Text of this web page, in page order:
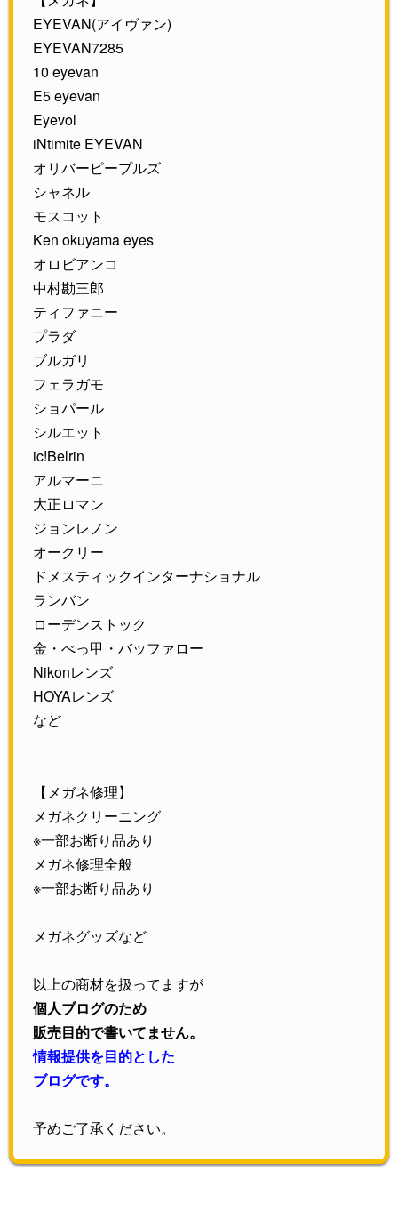
EYEVAN(アイヴァン)
EYEVAN7285
10 eyevan
E5 eyevan
Eyevol
iNtimite EYEVAN
オリバーピープルズ
シャネル
モスコット
Ken okuyama eyes
オロビアンコ
中村勘三郎
ティファニー
プラダ
ブルガリ
フェラガモ
ショパール
シルエット
ic!Belrin
アルマーニ
大正ロマン
ジョンレノン
オークリー
ドメスティックインターナショナル
ランバン
ローデンストック
金・べっ甲・バッファロー
Nikonレンズ
HOYAレンズ
など
【メガネ修理】
メガネクリーニング
※一部お断り品あり
メガネ修理全般
※一部お断り品あり
メガネグッズなど
以上の商材を扱ってますが
個人ブログのため
販売目的で書いてません。
情報提供を目的とした
ブログです。
予めご了承ください。